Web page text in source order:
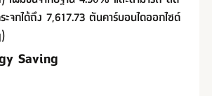
ะจกได้ถึง 7,617.73 ตันคาร์บอนไดออกไซด์
Saving